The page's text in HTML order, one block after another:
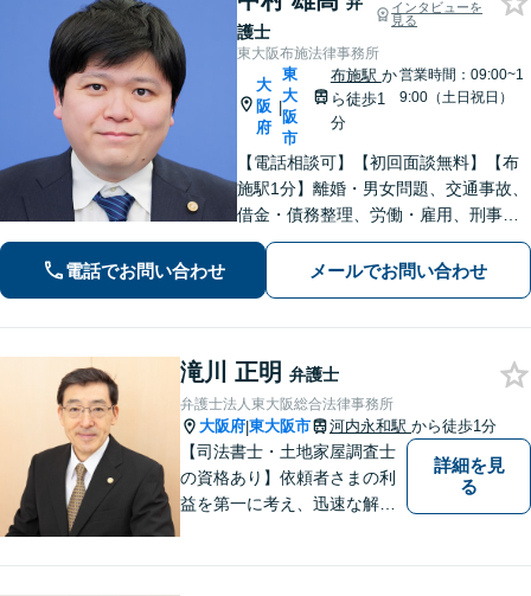
護士
インタビューを
見る
東大阪布施法律事務所
大
阪
府
|
東
大
阪
市
布施駅 か
ら徒歩1
分
営業時間：09:00~1
9:00（土日祝日）
【電話相談可】【初回面談無料】【布
施駅1分】離婚・男女問題、交通事故、
借金・債務整理、労働・雇用、刑事事
件 など【相談しやすいリーズナブルな
料金体系】【着手金0円】で対応する分
野も！依頼者さまと「共闘」し、最後
電話でお問い合わせ メールでお問い合わせ
滝川 正明 弁護士
弁護士法人東大阪総合法律事務所
大阪府|東大阪市 河内永和駅 から徒歩1分
【司法書士・土地家屋調査士
の資格あり】依頼者さまの利
益を第一に考え、迅速な解決
詳細を見
る